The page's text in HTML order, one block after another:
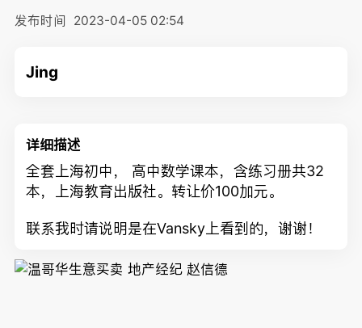
发布时间 2023-04-05 02:54
Jing
详细描述
全套上海初中， 高中数学课本，含练习册共32
本，上海教育出版社。转让价100加元。
联系我时请说明是在Vansky上看到的，谢谢！